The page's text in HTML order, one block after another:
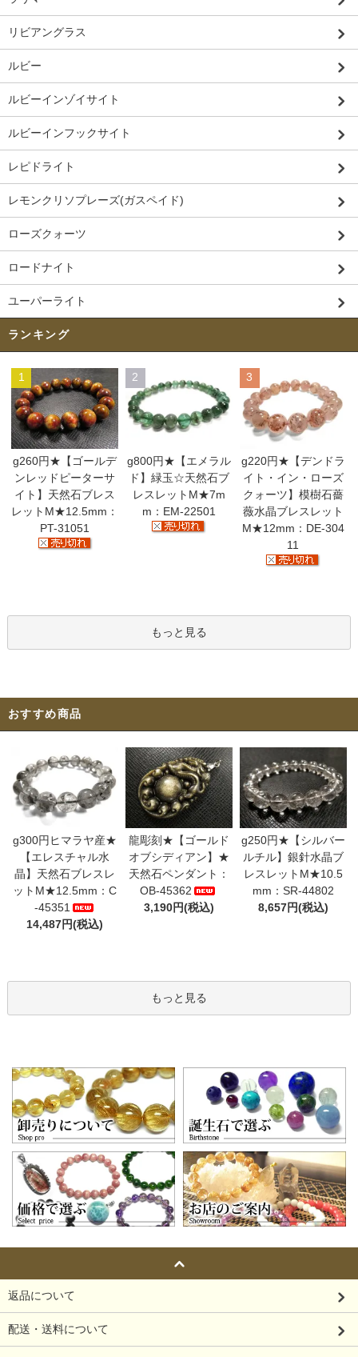
リビアングラス
ルビー
ルビーインゾイサイト
ルビーインフックサイト
レピドライト
レモンクリソプレーズ(ガスペイド)
ローズクォーツ
ロードナイト
ユーパーライト
ランキング
1
g260円★【ゴールデ
ンレッドピーターサ
イト】天然石ブレス
レットM★12.5mm：
PT-31051
2
g800円★【エメラル
ド】緑玉☆天然石ブ
レスレットM★7m
m：EM-22501
3
g220円★【デンドラ
イト・イン・ローズ
クォーツ】模樹石薔
薇水晶ブレスレット
M★12mm：DE-304
11
もっと見る
おすすめ商品
g300円ヒマラヤ産★
【エレスチャル水
晶】天然石ブレスレ
ットM★12.5mm：C
-45351
14,487円(税込)
龍彫刻★【ゴールド
オブシディアン】★
天然石ペンダント：
OB-45362
3,190円(税込)
g250円★【シルバー
ルチル】銀針水晶ブ
レスレットM★10.5
mm：SR-44802
8,657円(税込)
もっと見る
返品について
配送・送料について